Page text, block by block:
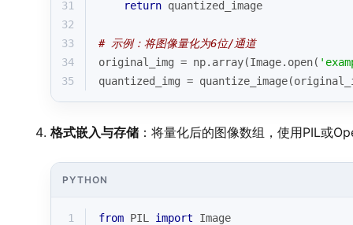
31
return quantized_image
32
33
# 示例：将图像量化为6位/通道
34
original_img = np.array(Image. open(
35
quantized_img =
格式嵌入与存储 ：将量化后的图像数组，使用PIL或
PYTHON
1 from PIL import Image